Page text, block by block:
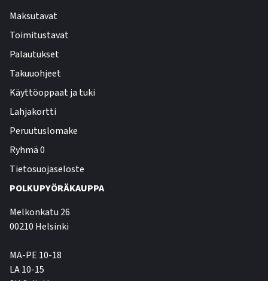
Maksutavat
Toimitustavat
Palautukset
Takuuohjeet
Käyttöoppaat ja tuki
Lahjakortti
Peruutuslomake
Ryhmä 0
Tietosuojaseloste
POLKUPYÖRÄKAUPPA
Melkonkatu 26
00210 Helsinki
MA-PE 10-18
LA 10-15